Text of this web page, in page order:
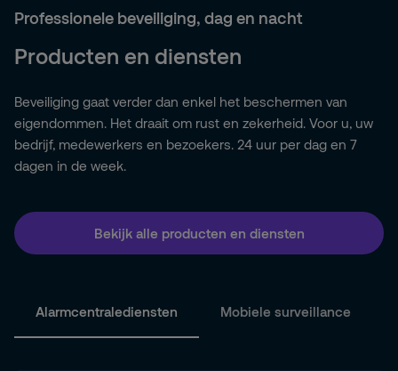
Professionele beveiliging, dag en nacht
Producten en diensten
Beveiliging gaat verder dan enkel het beschermen van
eigendommen. Het draait om rust en zekerheid. Voor u, uw
bedrijf, medewerkers en bezoekers. 24 uur per dag en 7
dagen in de week.
Bekijk alle producten en diensten
Alarmcentralediensten Mobiele surveillance